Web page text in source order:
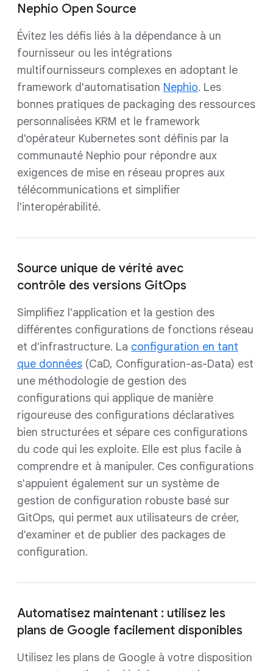
Nephio Open Source
Évitez les défis liés à la dépendance à un
fournisseur ou les intégrations
multifournisseurs complexes en adoptant le
framework d'automatisation Nephio. Les
bonnes pratiques de packaging des ressources
personnalisées KRM et le framework
d'opérateur Kubernetes sont définis par la
communauté Nephio pour répondre aux
exigences de mise en réseau propres aux
télécommunications et simplifier
l'interopérabilité.
Source unique de vérité avec
contrôle des versions GitOps
Simplifiez l'application et la gestion des
différentes configurations de fonctions réseau
et d'infrastructure. La configuration en tant
que données (CaD, Configuration-as-Data) est
une méthodologie de gestion des
configurations qui applique de manière
rigoureuse des configurations déclaratives
bien structurées et sépare ces configurations
du code qui les exploite. Elle est plus facile à
comprendre et à manipuler. Ces configurations
s'appuient également sur un système de
gestion de configuration robuste basé sur
GitOps, qui permet aux utilisateurs de créer,
d'examiner et de publier des packages de
configuration.
Automatisez maintenant : utilisez les
plans de Google facilement disponibles
Utilisez les plans de Google à votre disposition